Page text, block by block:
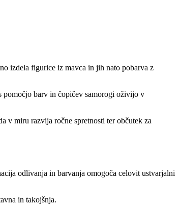
izdela figurice iz mavca in jih nato pobarva z
pomočjo barv in čopičev samorogi oživijo v
v miru razvija ročne spretnosti ter občutek za
odlivanja in barvanja omogoča celovit ustvarjalni
in takojšnja.